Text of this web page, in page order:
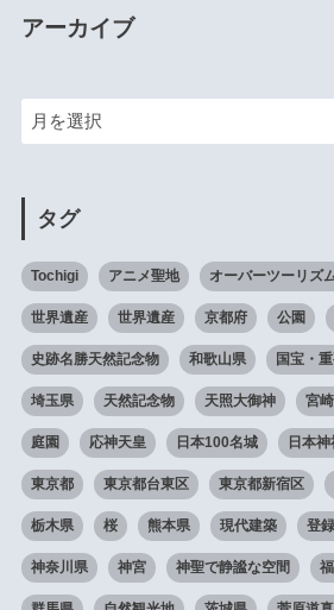
アーカイブ
タグ
Tochigi アニメ聖地 オーバーツーリズ
世界遺産 世界遺産 京都府 公園
史跡名勝天然記念物 和歌山県 国宝・
埼玉県 天然記念物 天照大御神 宮
庭園 応神天皇 日本100名城 日本
東京都 東京都台東区 東京都新宿区
栃木県 桜 熊本県 現代建築 登
神奈川県 神宮 神聖で静謐な空間